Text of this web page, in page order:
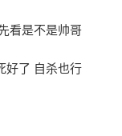
看是不是帅哥
好了 自杀也行